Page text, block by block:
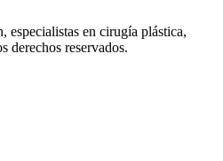
en cirugía plástica,
derechos reservados.